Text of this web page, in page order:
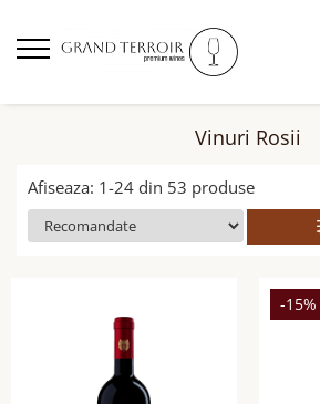
Vinuri Rosii
Afiseaza: 1-24 din 53 produse
-15%